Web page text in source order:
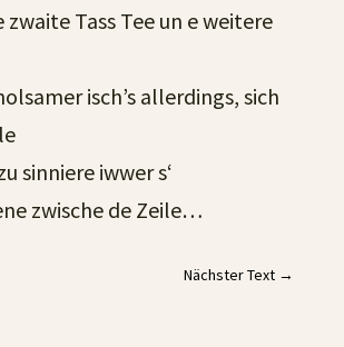
zwaite Tass Tee un e weitere
isch’s allerdings, sich
sinniere iwwer s‘
zwische de Zeile…
Nächster Text →